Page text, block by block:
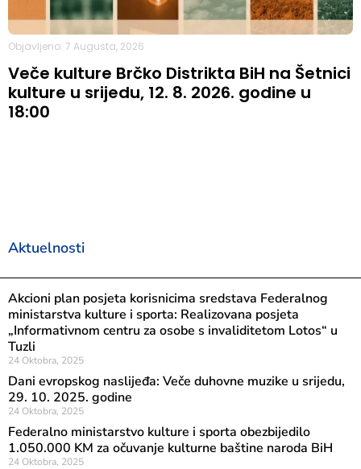
Objavljeno: 7 Augusta, 2026
Veče kulture Brčko Distrikta BiH na Šetnici
kulture u srijedu, 12. 8. 2026. godine u
18:00
Aktuelnosti
Akcioni plan posjeta korisnicima sredstava Federalnog
ministarstva kulture i sporta: Realizovana posjeta
„Informativnom centru za osobe s invaliditetom Lotos“ u
Tuzli
24 Oktobra, 2025
Dani evropskog naslijeđa: Veče duhovne muzike u srijedu,
29. 10. 2025. godine
24 Oktobra, 2025
Federalno ministarstvo kulture i sporta obezbijedilo
1.050.000 KM za očuvanje kulturne baštine naroda BiH
24 Oktobra, 2025